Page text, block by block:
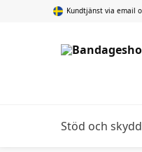
Kundtjänst via email
Stöd och skydd